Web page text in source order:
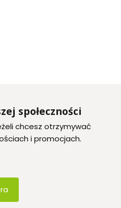
społeczności
chcesz otrzymywać
i promocjach.